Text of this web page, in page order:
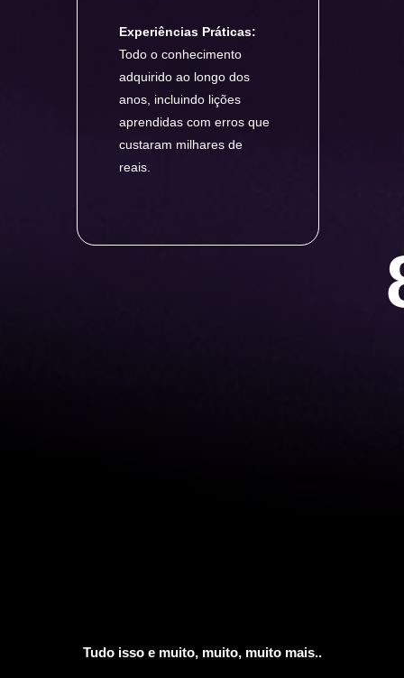
Experiências Práticas:
Todo o conhecimento
adquirido ao longo dos
anos, incluindo lições
aprendidas com erros que
custaram milhares de
reais.
Tudo isso e muito, muito, muito mais..